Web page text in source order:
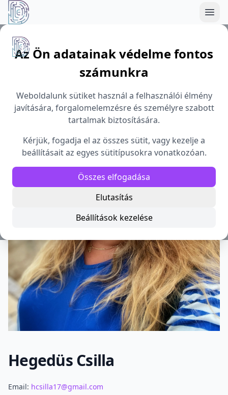
Démoszthenész Egyesület
Az Ön adatainak védelme fontos
számunkra
Weboldalunk sütiket használ a felhasználói élmény
javítására, forgalomelemzésre és személyre szabott
tartalmak biztosítására.
Kérjük, fogadja el az összes sütit, vagy kezelje a
beállításait az egyes sütitípusokra vonatkozóan.
Összes elfogadása
Elutasítás
Beállítások kezelése
Hegedüs Csilla
Szakmai információ
Email: hcsilla17@gmail.com